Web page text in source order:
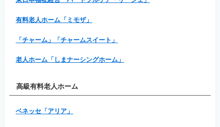
有料老人ホーム「ミモザ」
「チャーム」「チャームスイート」
老人ホーム「しまナーシングホーム」
高級有料老人ホーム
ベネッセ「アリア」